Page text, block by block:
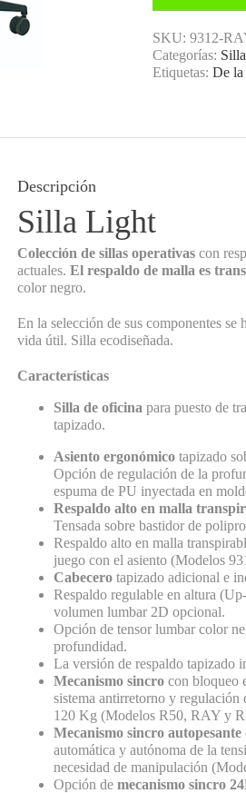
SKU:9312-
Categorías:
Etiquetas:De
Descripción
Silla Light
Colección de sillas operativas con
actuales.El respaldo de malla es
color negro.
En la selección de sus componentes se
vida útil. Silla ecodiseñada.
Características
Silla de oficina para puesto de
tapizado.
Asiento ergonómicotapizado
Opción de regulación de la
espuma de PU inyectada en
Respaldo alto en malla
Tensada sobre bastidor de
Respaldo alto en malla
juego con el asiento (Modelos
Cabecerotapizado adicional e
Respaldo regulable en altura
volumen lumbar 2D opcional.
Opción de tensor lumbar color
profundidad.
La versión de respaldo tapizado
Mecanismo sincro con bloqueo
sistema antirretorno y regulación
120 Kg (Modelos R50, RAY y
Mecanismo sincro autopesante
automática y autónoma de la
necesidad de manipulación
Opción demecanismo sincro